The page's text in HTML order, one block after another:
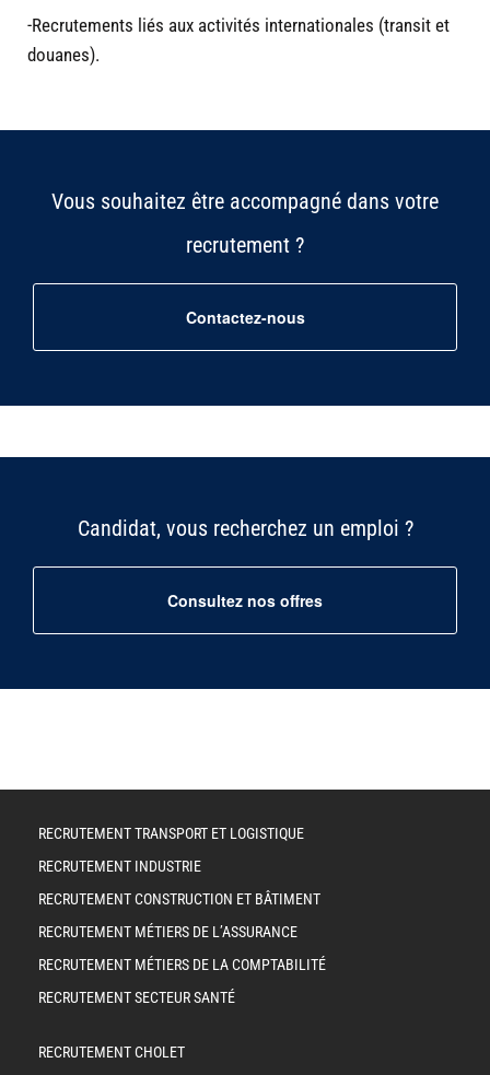
-Recrutements liés aux activités internationales (transit et
douanes).
Vous souhaitez être accompagné dans votre
recrutement ?
Contactez-nous
Candidat, vous recherchez un emploi ?
Consultez nos offres
RECRUTEMENT TRANSPORT ET LOGISTIQUE
RECRUTEMENT INDUSTRIE
RECRUTEMENT CONSTRUCTION ET BÂTIMENT
RECRUTEMENT MÉTIERS DE L’ASSURANCE
RECRUTEMENT MÉTIERS DE LA COMPTABILITÉ
RECRUTEMENT SECTEUR SANTÉ
RECRUTEMENT CHOLET